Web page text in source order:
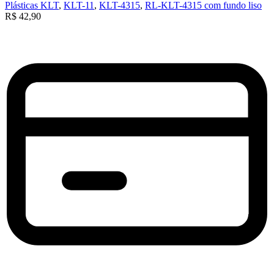
Plásticas KLT, KLT-11 , KLT-4315, RL-KLT-4315 com fundo liso
R$ 42,90